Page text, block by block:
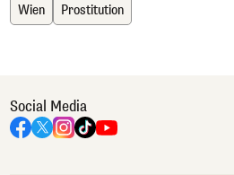
Wien Prostitution
Social Media